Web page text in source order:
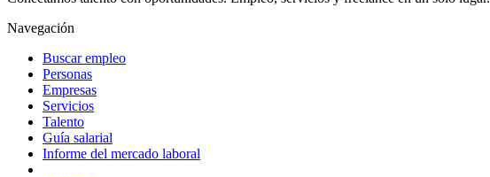
Navegación
Buscar empleo
Personas
Empresas
Servicios
Talento
Guía salarial
Informe del mercado laboral